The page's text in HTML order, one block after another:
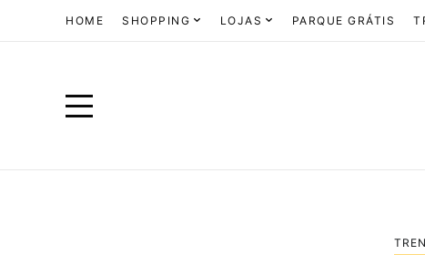
HOME SHOPPING LOJAS PARQUE GRÁTIS